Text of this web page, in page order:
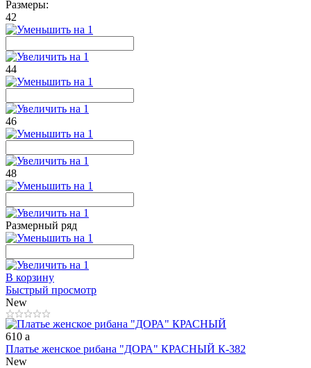
Размеры:
42
44
46
48
Размерный ряд
В корзину
Быстрый просмотр
New
610 a
Платье женское рибана "ДОРА" КРАСНЫЙ К-382
New